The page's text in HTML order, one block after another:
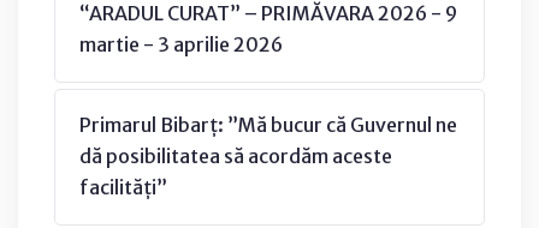
“ARADUL CURAT” – PRIMĂVARA 2026 - 9
martie - 3 aprilie 2026
Primarul Bibarț: ”Mă bucur că Guvernul ne
dă posibilitatea să acordăm aceste
facilități”